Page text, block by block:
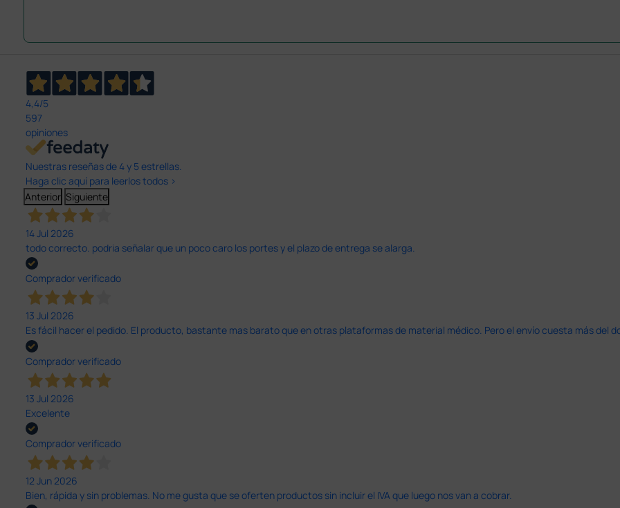
4,4/5
597
opiniones
Nuestras reseñas de 4 y 5 estrellas.
Haga clic aquí para leerlos todos >
Anterior Siguiente
14 Jul 2026
todo correcto. podria señalar que un poco caro los portes y el plazo de entrega se alarga.
Comprador verificado
13 Jul 2026
Es fácil hacer el pedido. El producto, bastante mas barato que en otras plataformas de material médico. Pero el envío cuesta más del
Comprador verificado
13 Jul 2026
Excelente
Comprador verificado
12 Jun 2026
Bien, rápida y sin problemas. No me gusta que se oferten productos sin incluir el IVA que luego nos van a cobrar.